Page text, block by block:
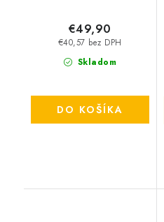
Skladom
€40,57 bez DPH
€49,90
DO KOŠÍKA